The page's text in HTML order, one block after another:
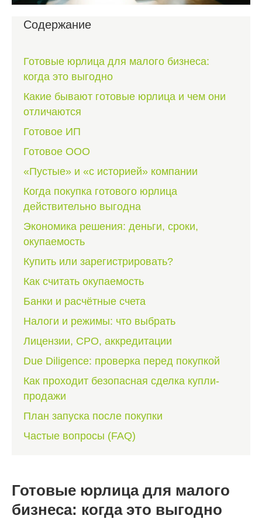
Содержание
Готовые юрлица для малого бизнеса:
когда это выгодно
Какие бывают готовые юрлица и чем они
отличаются
Готовое ИП
Готовое ООО
«Пустые» и «с историей» компании
Когда покупка готового юрлица
действительно выгодна
Экономика решения: деньги, сроки,
окупаемость
Купить или зарегистрировать?
Как считать окупаемость
Банки и расчётные счета
Налоги и режимы: что выбрать
Лицензии, СРО, аккредитации
Due Diligence: проверка перед покупкой
Как проходит безопасная сделка купли-
продажи
План запуска после покупки
Частые вопросы (FAQ)
Готовые юрлица для малого
бизнеса: когда это выгодно